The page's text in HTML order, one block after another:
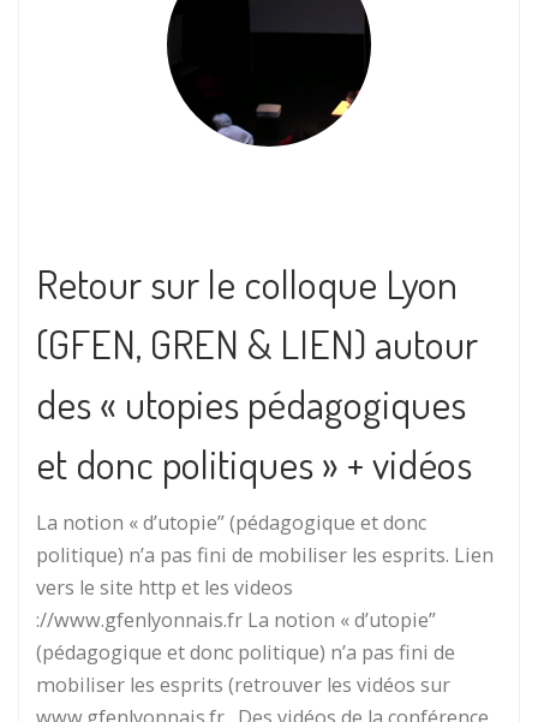
Retour sur le colloque Lyon
(GFEN, GREN & LIEN) autour
des « utopies pédagogiques
et donc politiques » + vidéos
La notion « d’utopie” (pédagogique et donc
politique) n’a pas fini de mobiliser les esprits. Lien
vers le site http et les videos
://www.gfenlyonnais.fr La notion « d’utopie”
(pédagogique et donc politique) n’a pas fini de
mobiliser les esprits (retrouver les vidéos sur
www.gfenlyonnais.fr . Des vidéos de la conférence